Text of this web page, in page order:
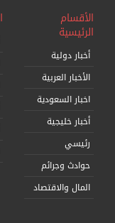
الأقسام
الرئيسية
أخبار دولية
الأخبار العربية
اخبار السعودية
أخبار خليجية
رئيسي
حوادث وجرائم
المال والاقتصاد